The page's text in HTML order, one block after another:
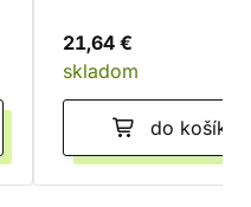
21,64 €
skladom
do košíka